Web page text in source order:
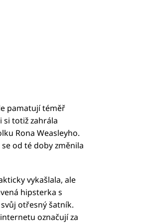
pamatují téměř
si totiž zahrála
Rona Weasleyho.
od té doby změnila
vykašlala, ale
hipsterka s
otřesný šatník.
označují za